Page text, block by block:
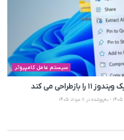
سیستم عامل کامپیوتر
می‌ کند